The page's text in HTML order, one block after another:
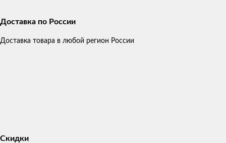
Доставка по России
Доставка товара в любой регион России
Скидки